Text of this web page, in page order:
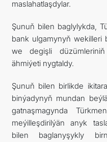
maslahatlaşdylar.
Şunuň bilen baglylykda,
bank ulgamynyň wekilleri
we degişli düzümleriniň
ähmiýeti nygtaldy.
Şunuň bilen birlikde
binýadynyň mundan
gatnaşmagynda
meýilleşdirilýän anyk
bilen baglanyşykly